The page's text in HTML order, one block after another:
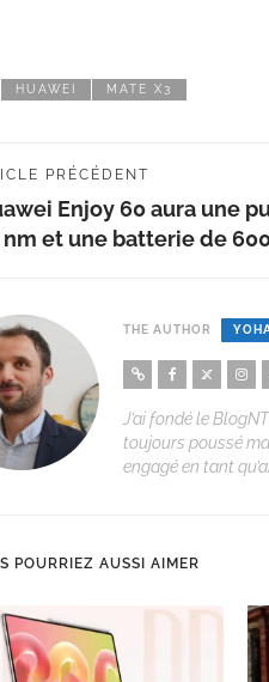
HUAWEI MATE X3
PRÉCÉDENT
Enjoy 60 aura une
nm et une batterie de
THE AUTHOR
J’ai fondé le
toujours poussé
engagé en tant
POURRIEZ AUSSI AIMER